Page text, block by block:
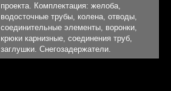
проекта. Комплектация: желоба,
водосточные трубы, колена, отводы,
соединительные элементы, воронки,
крюки карнизные, соединения труб,
заглушки. Снегозадержатели.